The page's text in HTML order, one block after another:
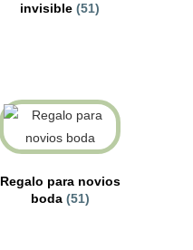
invisible (51)
Regalo para novios
boda (51)